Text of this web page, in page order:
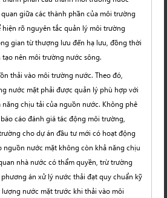
giữa các thành phần của môi trường
rõ nguyên tắc quản lý môi trường
gian từ thượng lưu đến hạ lưu, đồng thời
nên môi trường nước sông.
thải vào môi trường nước. Theo đó,
nước mặt phải được quản lý phù hợp với
năng chịu tải của nguồn nước. Không phê
cáo đánh giá tác động môi trường,
cho dự án đầu tư mới có hoạt động
nguồn nước mặt không còn khả năng chịu
nhà nước có thẩm quyền, trừ trường
án xử lý nước thải đạt quy chuẩn kỹ
nước mặt trước khi thải vào môi